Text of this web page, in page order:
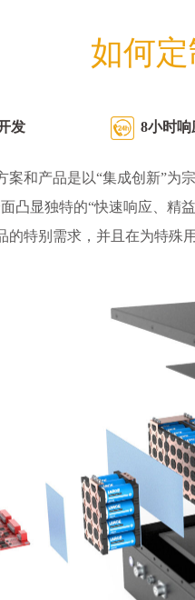
如何
发 8小时响
案和产品是以“集成创新”为
凸显独特的“快速响应、精
的特别需求，并且在为特殊